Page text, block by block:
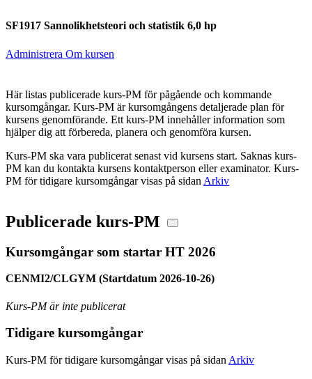
SF1917 Sannolikhetsteori och statistik 6,0 hp
Administrera Om kursen
Här listas publicerade kurs-PM för pågående och kommande
kursomgångar. Kurs-PM är kursomgångens detaljerade plan för
kursens genomförande. Ett kurs-PM innehåller information som
hjälper dig att förbereda, planera och genomföra kursen.
Kurs-PM ska vara publicerat senast vid kursens start. Saknas kurs-
PM kan du kontakta kursens kontaktperson eller examinator. Kurs-
PM för tidigare kursomgångar visas på sidan Arkiv
Publicerade kurs-PM
Kursomgångar som startar HT 2026
CENMI2/CLGYM (Startdatum 2026-10-26)
Kurs-PM är inte publicerat
Tidigare kursomgångar
Kurs-PM för tidigare kursomgångar visas på sidan Arkiv